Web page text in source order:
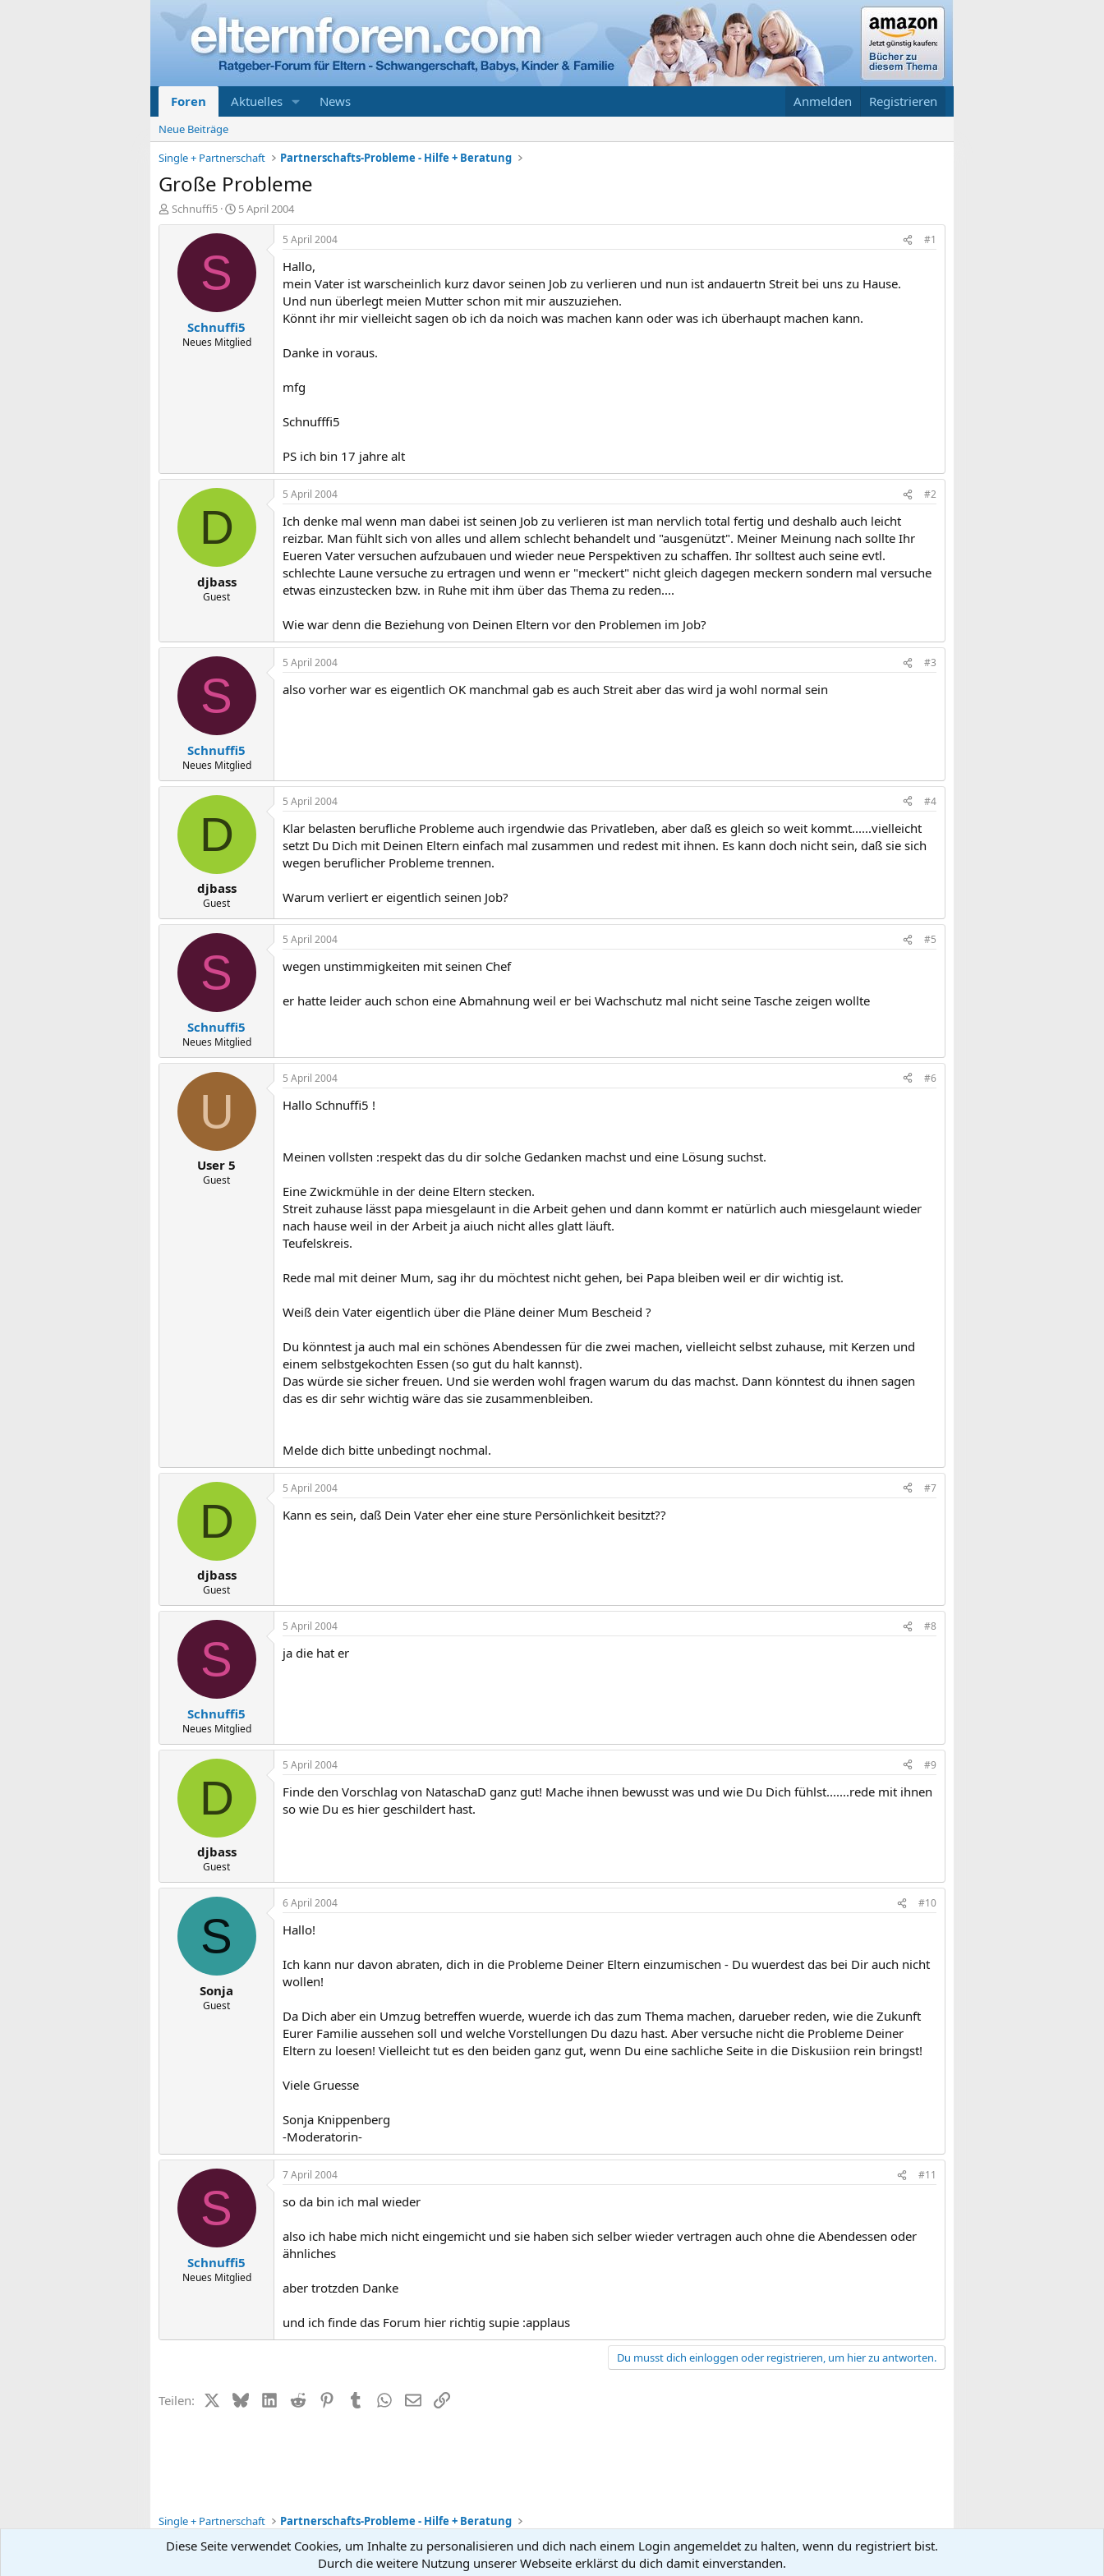
Foren Aktuelles News Anmelden Registrieren
Neue Beiträge
Single + Partnerschaft
Partnerschafts-Probleme - Hilfe + Beratung
Große Probleme
E
r
Schnuffi5
E
r
s
t
a
m
5 April 2004
S
Schnuffi5
Neues Mitglied
5 April 2004 #1
Hallo,
mein Vater ist warscheinlich kurz davor seinen Job zu verlieren und nun ist andauertn Streit bei uns zu Hause.
Und nun überlegt meien Mutter schon mit mir auszuziehen.
Könnt ihr mir vielleicht sagen ob ich da noich was machen kann oder was ich überhaupt machen kann.
Danke in voraus.
mfg
Schnufffi5
PS ich bin 17 jahre alt
D
djbass
Guest
5 April 2004 #2
Ich denke mal wenn man dabei ist seinen Job zu verlieren ist man nervlich total fertig und deshalb auch leicht
reizbar. Man fühlt sich von alles und allem schlecht behandelt und "ausgenützt". Meiner Meinung nach sollte Ihr
Eueren Vater versuchen aufzubauen und wieder neue Perspektiven zu schaffen. Ihr solltest auch seine evtl.
schlechte Laune versuche zu ertragen und wenn er "meckert" nicht gleich dagegen meckern sondern mal versuche
etwas einzustecken bzw. in Ruhe mit ihm über das Thema zu reden....
Wie war denn die Beziehung von Deinen Eltern vor den Problemen im Job?
S
Schnuffi5
Neues Mitglied
5 April 2004 #3
also vorher war es eigentlich OK manchmal gab es auch Streit aber das wird ja wohl normal sein
D
djbass
Guest
5 April 2004 #4
Klar belasten berufliche Probleme auch irgendwie das Privatleben, aber daß es gleich so weit kommt......vielleicht
setzt Du Dich mit Deinen Eltern einfach mal zusammen und redest mit ihnen. Es kann doch nicht sein, daß sie sich
wegen beruflicher Probleme trennen.
Warum verliert er eigentlich seinen Job?
S
Schnuffi5
Neues Mitglied
5 April 2004 #5
wegen unstimmigkeiten mit seinen Chef
er hatte leider auch schon eine Abmahnung weil er bei Wachschutz mal nicht seine Tasche zeigen wollte
U
User 5
Guest
5 April 2004 #6
Hallo Schnuffi5 !
Meinen vollsten :respekt das du dir solche Gedanken machst und eine Lösung suchst.
Eine Zwickmühle in der deine Eltern stecken.
Streit zuhause lässt papa miesgelaunt in die Arbeit gehen und dann kommt er natürlich auch miesgelaunt wieder
nach hause weil in der Arbeit ja aiuch nicht alles glatt läuft.
Teufelskreis.
Rede mal mit deiner Mum, sag ihr du möchtest nicht gehen, bei Papa bleiben weil er dir wichtig ist.
Weiß dein Vater eigentlich über die Pläne deiner Mum Bescheid ?
Du könntest ja auch mal ein schönes Abendessen für die zwei machen, vielleicht selbst zuhause, mit Kerzen und
einem selbstgekochten Essen (so gut du halt kannst).
Das würde sie sicher freuen. Und sie werden wohl fragen warum du das machst. Dann könntest du ihnen sagen
das es dir sehr wichtig wäre das sie zusammenbleiben.
Melde dich bitte unbedingt nochmal.
D
djbass
Guest
5 April 2004 #7
Kann es sein, daß Dein Vater eher eine sture Persönlichkeit besitzt??
S
Schnuffi5
Neues Mitglied
5 April 2004 #8
ja die hat er
D
djbass
Guest
5 April 2004 #9
Finde den Vorschlag von NataschaD ganz gut! Mache ihnen bewusst was und wie Du Dich fühlst.......rede mit ihnen
so wie Du es hier geschildert hast.
S
Sonja
Guest
6 April 2004 #10
Hallo!
Ich kann nur davon abraten, dich in die Probleme Deiner Eltern einzumischen - Du wuerdest das bei Dir auch nicht
wollen!
Da Dich aber ein Umzug betreffen wuerde, wuerde ich das zum Thema machen, darueber reden, wie die Zukunft
Eurer Familie aussehen soll und welche Vorstellungen Du dazu hast. Aber versuche nicht die Probleme Deiner
Eltern zu loesen! Vielleicht tut es den beiden ganz gut, wenn Du eine sachliche Seite in die Diskusiion rein bringst!
Viele Gruesse
Sonja Knippenberg
-Moderatorin-
S
Schnuffi5
Neues Mitglied
7 April 2004 #11
so da bin ich mal wieder
also ich habe mich nicht eingemicht und sie haben sich selber wieder vertragen auch ohne die Abendessen oder
ähnliches
aber trotzden Danke
und ich finde das Forum hier richtig supie :applaus
Du musst dich einloggen oder registrieren, um hier zu antworten.
Teilen: X (Twitter)
BlueskyLinkedIn
Reddit PinterestTumblrWhatsApp
E-MailLink
Single + Partnerschaft Partnerschafts-Probleme - Hilfe + Beratung
Kontakt Nutzungsbedingungen Datenschutz
Diese Seite verwendet Cookies, um Inhalte zu personalisieren und dich nach einem Login angemeldet zu halten, wenn du registriert bist.
Durch die weitere Nutzung unserer Webseite erklärst du dich damit einverstanden.